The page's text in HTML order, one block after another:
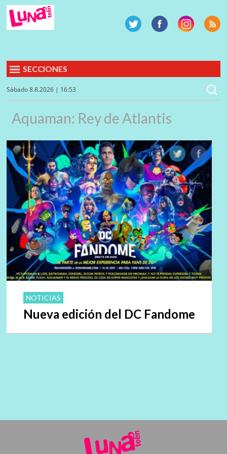
SECCIONES
Sábado 8.8.2026 | 16:53
Aquaman: Rey de Atlantis
NOTICIAS
Nueva edición del DC Fandome